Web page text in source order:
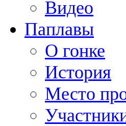
Видео
Паплавы
О гонке
История
Место